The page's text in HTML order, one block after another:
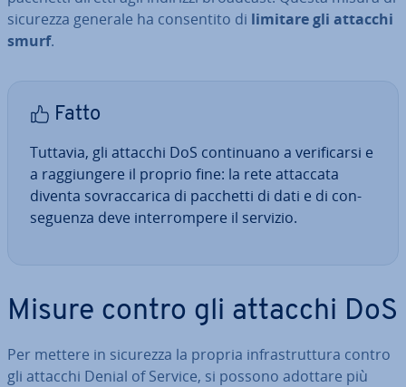
sicurezza generale ha con­sen­ti­to di limitare gli attacchi
smurf.
Fatto
Tuttavia, gli attacchi DoS con­ti­nua­no a ve­ri­fi­car­si e
a rag­giun­ge­re il proprio fine: la rete attaccata
diventa so­vrac­ca­ri­ca di pacchetti di dati e di con­
se­guen­za deve in­ter­rom­pe­re il servizio.
Misure contro gli attacchi DoS
Per mettere in sicurezza la propria in­fra­strut­tu­ra contro
gli attacchi Denial of Service, si possono adottare più